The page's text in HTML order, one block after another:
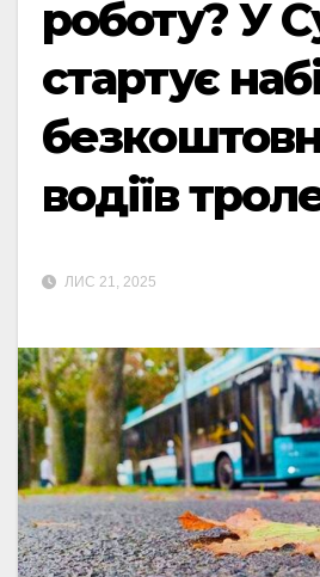
роботу? У
стартує
водіїв
ЛИС 21, 2025